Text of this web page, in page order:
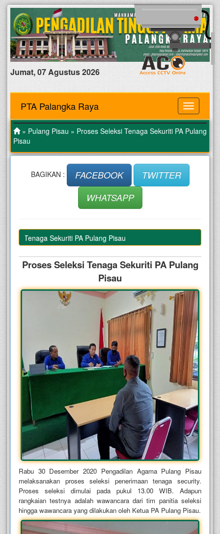
Jumat, 07 Agustus 2026
MENU
PTA Palangka Raya
» Pulang Pisau » Proses Seleksi Tenaga Sekuriti PA Pulang
Pisau
BAGIKAN : FACEBOOK
TWITTER
WHATSAPP
Tenaga Sekuriti PA Pulang Pisau
Proses Seleksi Tenaga Sekuriti PA Pulang
Pisau
Rabu 30 Desember 2020 Pengadilan Agama Pulang Pisau
melaksanakan proses seleksi penerimaan tenaga security.
Proses seleksi dimulai pada pukul 13.00 WIB. Adapun
rangkaian testnya adalah wawancara dari tim panitia seleksi
hingga wawancara yang dilakukan oleh Ketua PA Pulang Pisau.